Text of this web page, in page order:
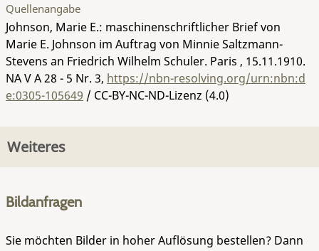
Quellenangabe
Johnson, Marie E.: maschinenschriftlicher Brief von
Marie E. Johnson im Auftrag von Minnie Saltzmann-
Stevens an Friedrich Wilhelm Schuler. Paris , 15.11.1910.
NA V A 28 - 5 Nr. 3, https://nbn-resolving.org/urn:nbn:d
e:0305-105649 / CC-BY-NC-ND-Lizenz (4.0)
Weiteres
Bildanfragen
Sie möchten Bilder in hoher Auflösung bestellen? Dann